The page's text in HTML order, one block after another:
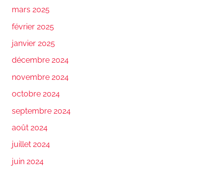
mars 2025
février 2025
janvier 2025
décembre 2024
novembre 2024
octobre 2024
septembre 2024
août 2024
juillet 2024
juin 2024